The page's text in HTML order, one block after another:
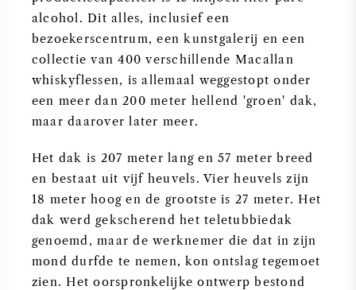
alcohol. Dit alles, inclusief een
bezoekerscentrum, een kunstgalerij en een
collectie van 400 verschillende Macallan
whiskyflessen, is allemaal weggestopt onder
een meer dan 200 meter hellend 'groen' dak,
maar daarover later meer.
Het dak is 207 meter lang en 57 meter breed
en bestaat uit vijf heuvels. Vier heuvels zijn
18 meter hoog en de grootste is 27 meter. Het
dak werd gekscherend het teletubbiedak
genoemd, maar de werknemer die dat in zijn
mond durfde te nemen, kon ontslag tegemoet
zien. Het oorspronkelijke ontwerp bestond